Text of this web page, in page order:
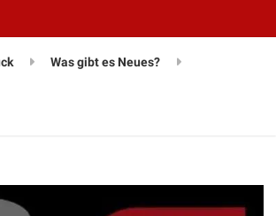
Was gibt es Neues?